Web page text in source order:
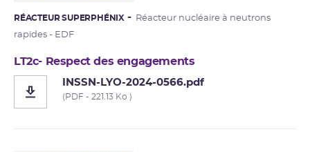
RÉACTEUR SUPERPHÉNIX
Réacteur nucléaire à neutrons
rapides - EDF
LT2c- Respect des engagements
INSSN-LYO-2024-0566.pdf
(PDF - 221.13 Ko )